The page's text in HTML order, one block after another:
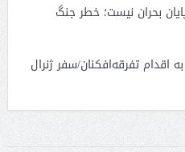
بحران نیست؛ خطر جنگ
اقدام تفرقه‌افکنان/سفر ژنرال